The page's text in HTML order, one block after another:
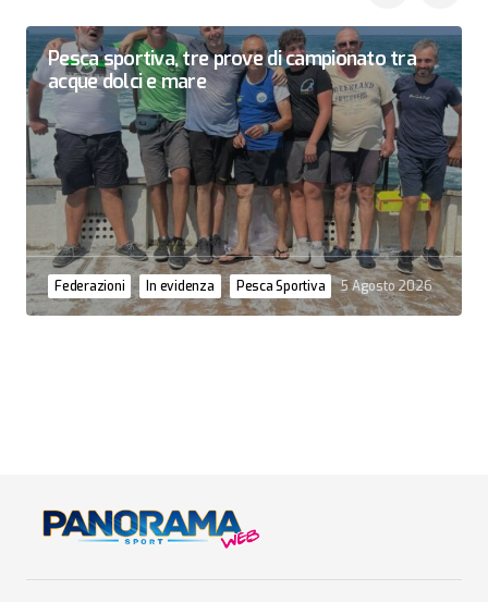
Pesca sportiva, tre prove di campionato tra
acque dolci e mare
Federazioni In evidenza Pesca Sportiva 5 Agosto 2026